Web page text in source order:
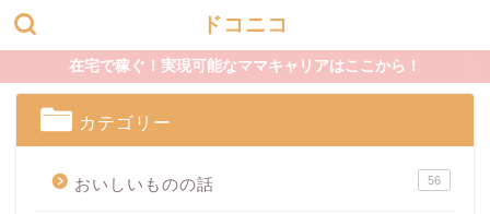
ドコニコ
在宅で稼ぐ！実現可能なママキャリアはここから！
カテゴリー
おいしいものの話 56